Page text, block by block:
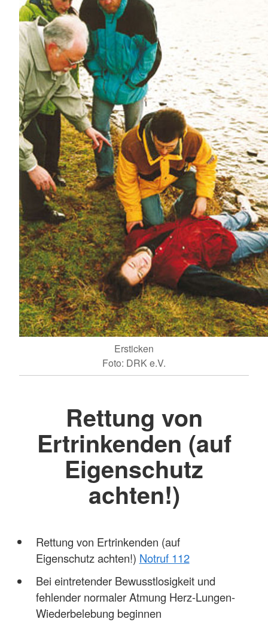
Ersticken
Foto: DRK e.V.
Rettung von
Ertrinkenden (auf
Eigenschutz
achten!)
Rettung von Ertrinkenden (auf
Eigenschutz achten!) Notruf 112
Bei eintretender Bewusstlosigkeit und
fehlender normaler Atmung Herz-Lungen-
Wiederbelebung beginnen